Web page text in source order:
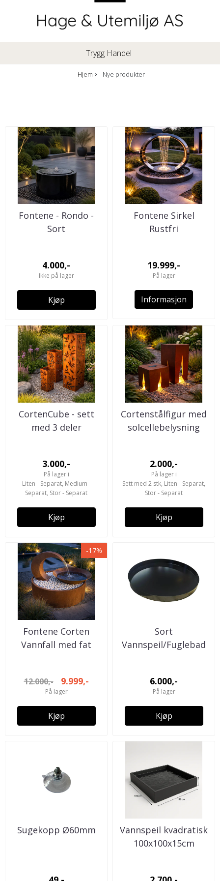
Trygg Handel
Hjem Nye produkter
Fontene - Rondo -
Sort
4.000,-
Ikke på lager
Kjøp
Fontene Sirkel
Rustfri
19.999,-
På lager
Informasjon
CortenCube - sett
med 3 deler
3.000,-
På lager i
Liten - Separat, Medium -
Separat, Stor - Separat
Kjøp
Cortenstålfigur med
solcellebelysning
2.000,-
På lager i
Sett med 2 stk, Liten - Separat,
Stor - Separat
Kjøp
-17%
Fontene Corten
Vannfall med fat
12.000,- 9.999,-
På lager
Kjøp
Sort
Vannspeil/Fuglebad
6.000,-
På lager
Kjøp
Sugekopp Ø60mm
Vannspeil kvadratisk
100x100x15cm